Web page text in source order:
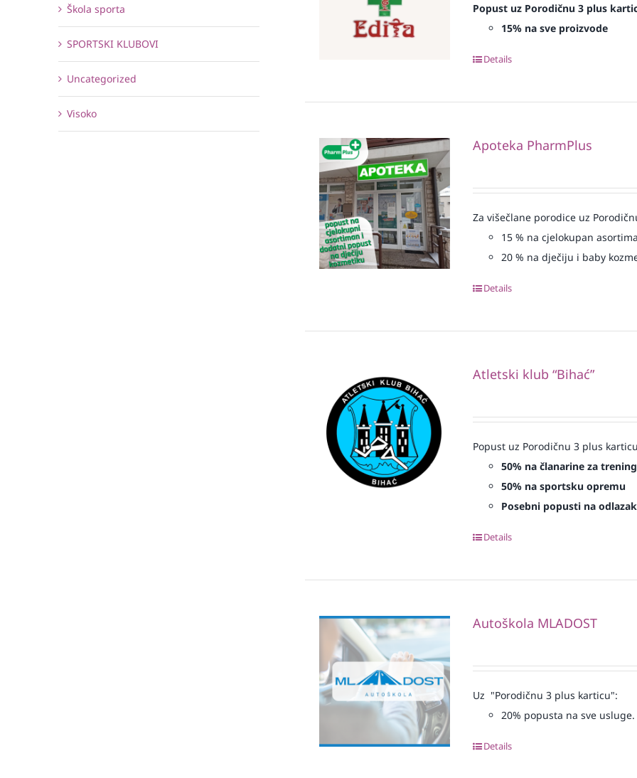
Popust uz Porodičnu 3 plus
15% na sve proizvode
Details
Apoteka PharmPlus
Za višečlane porodice uz
15 % na cjelokupan
20 % na dječiju i baby
Details
Atletski klub “Bihać”
Popust uz Porodičnu 3 plus
50% na članarine za
50% na sportsku opremu
Posebni popusti na
Details
Autoškola MLADOST
Uz "Porodičnu 3 plus karticu":
20% popusta na sve usluge.
Details
Škola sporta
SPORTSKI KLUBOVI
Uncategorized
Visoko